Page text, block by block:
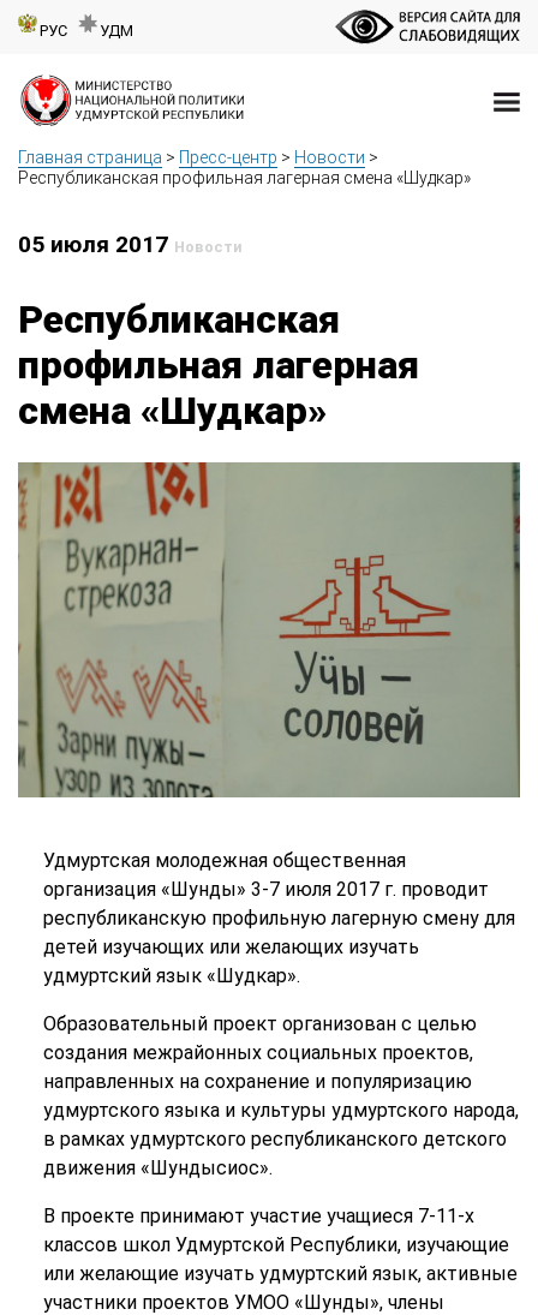
РУС УДМ
Главная страница > Пресс-центр > Новости >
Республиканская профильная лагерная смена «Шудкар»
05 июля 2017 Новости
Республиканская
профильная лагерная
смена «Шудкар»
Удмуртская молодежная общественная
организация «Шунды» 3-7 июля 2017 г. проводит
республиканскую профильную лагерную смену для
детей изучающих или желающих изучать
удмуртский язык «Шудкар».
Образовательный проект организован с целью
создания межрайонных социальных проектов,
направленных на сохранение и популяризацию
удмуртского языка и культуры удмуртского народа,
в рамках удмуртского республиканского детского
движения «Шундысиос».
В проекте принимают участие учащиеся 7-11-х
классов школ Удмуртской Республики, изучающие
или желающие изучать удмуртский язык, активные
участники проектов УМОО «Шунды», члены